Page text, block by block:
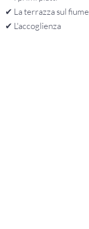
✔︎ La terrazza sul fiume
✔︎ L'accoglienza